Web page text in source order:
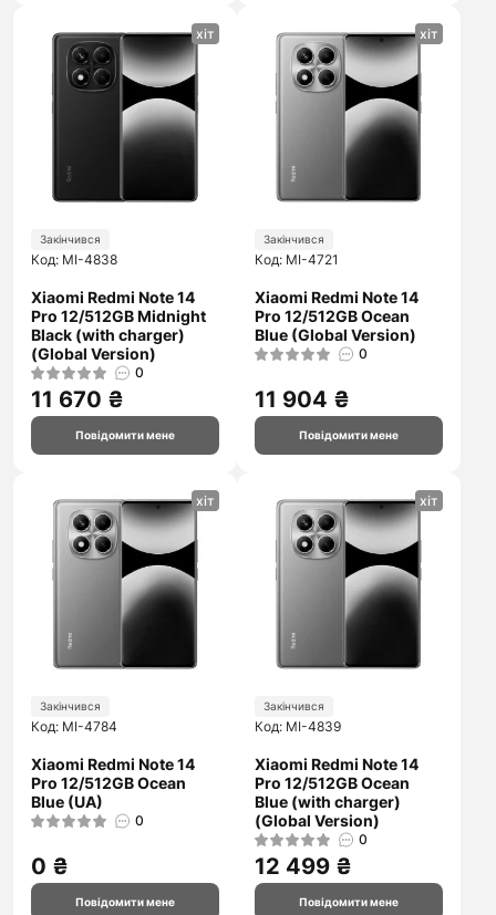
хіт
Закінчився
Код: MI-4838
Xiaomi Redmi Note 14
Pro 12/512GB Midnight
Black (with charger)
(Global Version)
0
11 670 ₴
Повідомити мене
хіт
Закінчився
Код: MI-4721
Xiaomi Redmi Note 14
Pro 12/512GB Ocean
Blue (Global Version)
0
11 904 ₴
Повідомити мене
хіт
Закінчився
Код: MI-4784
Xiaomi Redmi Note 14
Pro 12/512GB Ocean
Blue (UA)
0
0 ₴
Повідомити мене
хіт
Закінчився
Код: MI-4839
Xiaomi Redmi Note 14
Pro 12/512GB Ocean
Blue (with charger)
(Global Version)
0
12 499 ₴
Повідомити мене